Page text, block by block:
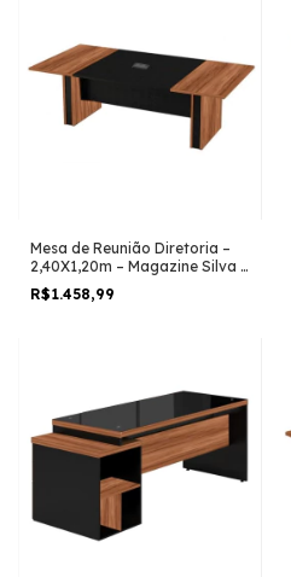
Mesa de Reunião Diretoria –
2,40X1,20m – Magazine Silva -
NOGAL SEVILHA/PRETO –
22012
R$1.458,99